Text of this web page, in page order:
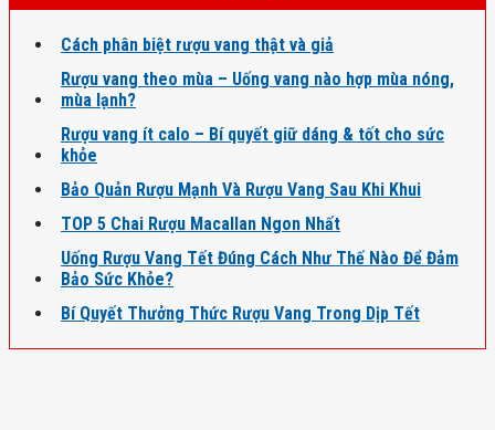
Cách phân biệt rượu vang thật và giả
Rượu vang theo mùa – Uống vang nào hợp mùa nóng,
mùa lạnh?
Rượu vang ít calo – Bí quyết giữ dáng & tốt cho sức
khỏe
Bảo Quản Rượu Mạnh Và Rượu Vang Sau Khi Khui
TOP 5 Chai Rượu Macallan Ngon Nhất
Uống Rượu Vang Tết Đúng Cách Như Thế Nào Để Đảm
Bảo Sức Khỏe?
Bí Quyết Thưởng Thức Rượu Vang Trong Dịp Tết